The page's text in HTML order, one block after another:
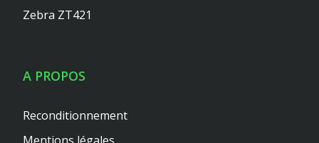
Zebra ZT421
A PROPOS
Reconditionnement
Mentions légales